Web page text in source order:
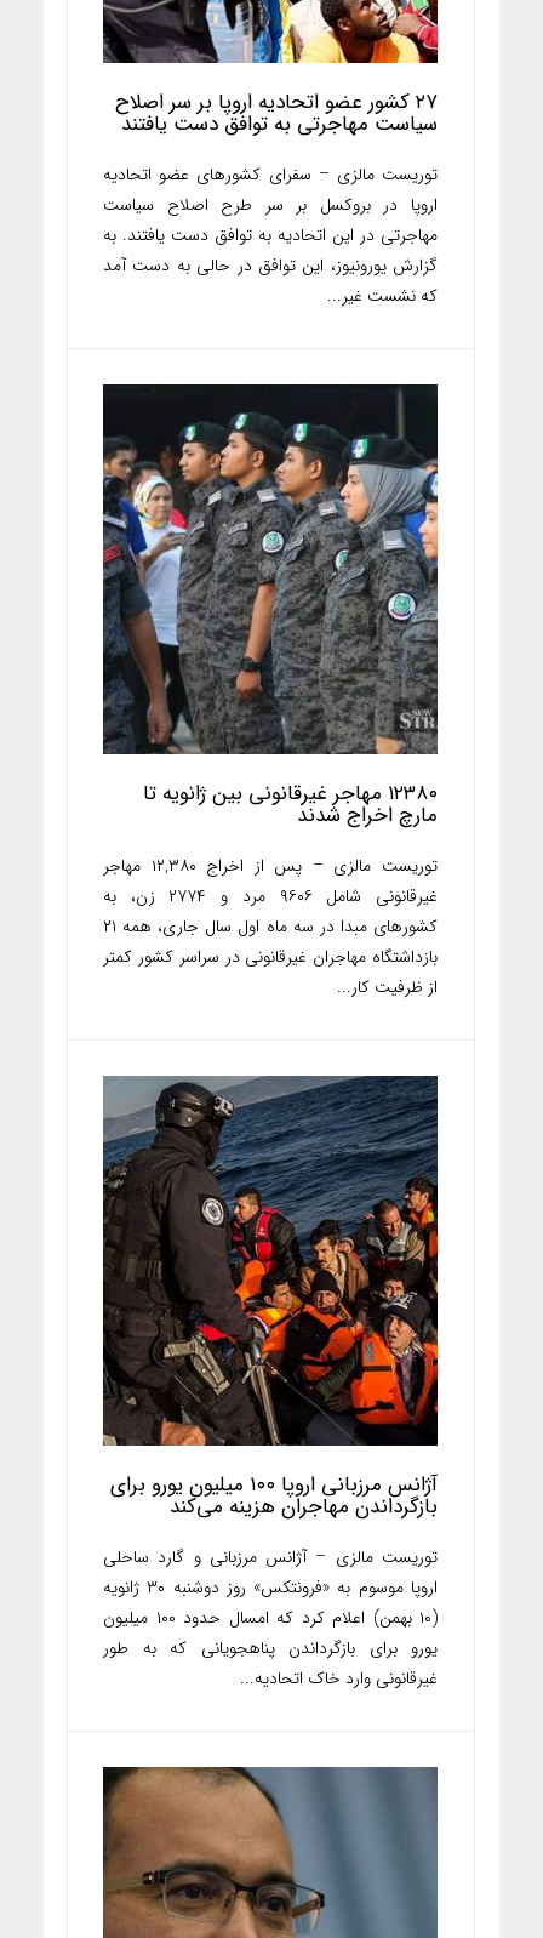
۲۷ کشور عضو اتحادیه اروپا بر سر اصلاح
سیاست مهاجرتی به توافق دست یافتند
توریست مالزی – سفرای کشورهای عضو اتحادیه
اروپا در بروکسل بر سر طرح اصلاح سیاست
مهاجرتی در این اتحادیه به توافق دست یافتند. به
گزارش یورونیوز، این توافق در حالی به دست آمد
که نشست غیر...
۱۲۳۸۰ مهاجر غیرقانونی بین ژانویه تا
مارچ اخراج شدند
توریست مالزی – پس از اخراج ۱۲,۳۸۰ مهاجر
غیرقانونی شامل ۹۶۰۶ مرد و ۲۷۷۴ زن، به
کشورهای مبدا در سه ماه اول سال جاری، همه ۲۱
بازداشتگاه مهاجران غیرقانونی در سراسر کشور کمتر
از ظرفیت کار...
آژانس مرزبانی اروپا ۱۰۰ میلیون یورو برای
بازگرداندن مهاجران هزینه می‌کند
توریست مالزی – آژانس مرزبانی و گارد ساحلی
اروپا موسوم به «فرونتکس» روز دوشنبه ۳۰ ژانویه
(۱۰ بهمن) اعلام کرد که امسال حدود ۱۰۰ میلیون
یورو برای بازگرداندن پناهجویانی که به طور
غیرقانونی وارد خاک اتحادیه...